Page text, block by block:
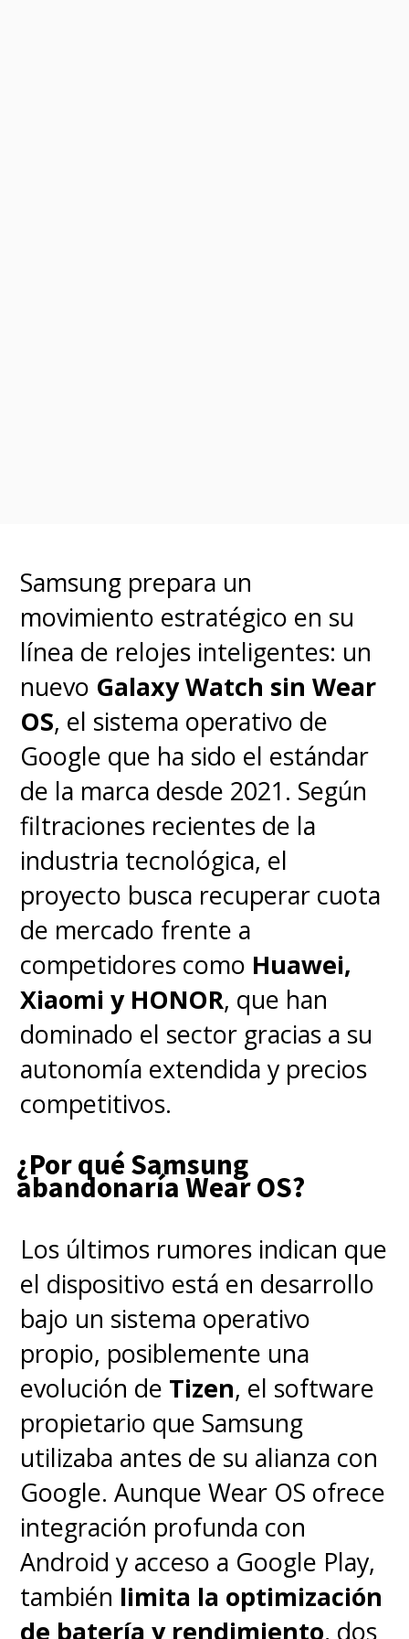
Amon
reforzó el mensaje de que la IA
no solo vive en la nube. Amon
profundizó encómo las
plataformas Snapdragon
están habilitando
experiencias de IA en el
dispositivo , desde asistentes
contextuales hasta modelos
generativos que funcionan sin
conexión, un enfoque que
complementa la estrategia de
Lenovo para llevar capacidades
avanzadas a PCs, tablets y
dispositivos conectados. Su
intervención apuntó a un futuro
donde la IA distribuida permitirá
experiencias más rápidas,
privadas y energéticamente
visión de un ecosistema más
inteligente y autónomo.
La presencia deFormula
1también elevó el perfil del
evento, mostrando resultados
de su trabajo conjunto con
Lenovo ensimulación
aerodinámica, análisis de
carrera y experiencias
inmersivas para fanáticos. La
Samsung prepara un
movimiento estratégico en su
línea de relojes inteligentes: un
nuevo Galaxy Watch sin Wear
OS, el sistema operativo de
Google que ha sido el estándar
de la marca desde 2021. Según
filtraciones recientes de la
industria tecnológica, el
proyecto busca recuperar cuota
de mercado frente a
competidores como Huawei,
Xiaomi y HONOR, que han
dominado el sector gracias a su
autonomía extendida y precios
competitivos.
¿Por qué Samsung
abandonaría Wear OS?
Los últimos rumores indican que
el dispositivo está en desarrollo
bajo un sistema operativo
propio, posiblemente una
evolución de Tizen, el software
propietario que Samsung
utilizaba antes de su alianza con
Google. Aunque Wear OS ofrece
integración profunda con
Android y acceso a Google Play,
también limita la optimización
de batería y rendimiento, dos